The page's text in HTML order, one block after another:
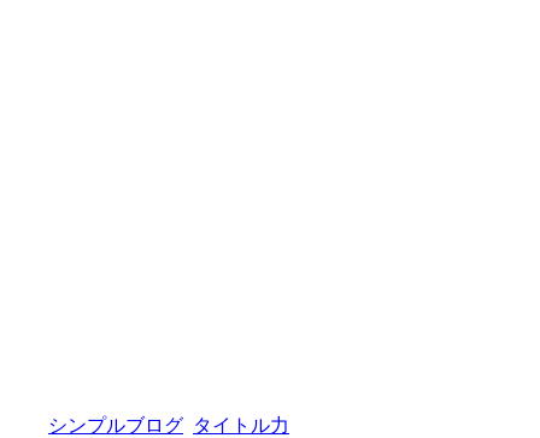
シンプルブログ タイトル力